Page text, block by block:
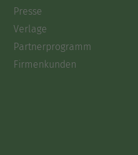
Presse
Verlage
Partnerprogramm
Firmenkunden